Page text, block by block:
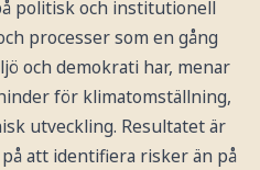
politisk och institutionell
processer som en gång
och demokrati har, menar
för klimatomställning,
utveckling. Resultatet är
att identifiera risker än på